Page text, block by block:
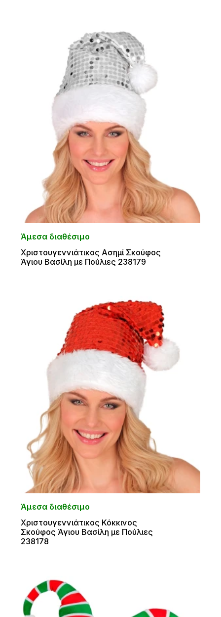
Άμεσα διαθέσιμο
Χριστουγεννιάτικος Ασημί Σκούφος
Άγιου Βασίλη με Πούλιες 238179
Άμεσα διαθέσιμο
Χριστουγεννιάτικος Κόκκινος
Σκούφος Άγιου Βασίλη με Πούλιες
238178